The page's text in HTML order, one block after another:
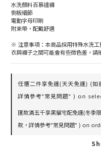
水洗顏料百慕達褲
側板細節
電動字母印刷
附束帶，配戴舒適
※ 注意事項：本商品採用特殊水洗
衣與褲子之間可能會有些微色差，請
任選二件享免運(天天免運) (如
詳情參考"常見問題" ) on
匯款滿五千享黑貓宅配免運(冬季
款，詳情參考"常見問題" ) on